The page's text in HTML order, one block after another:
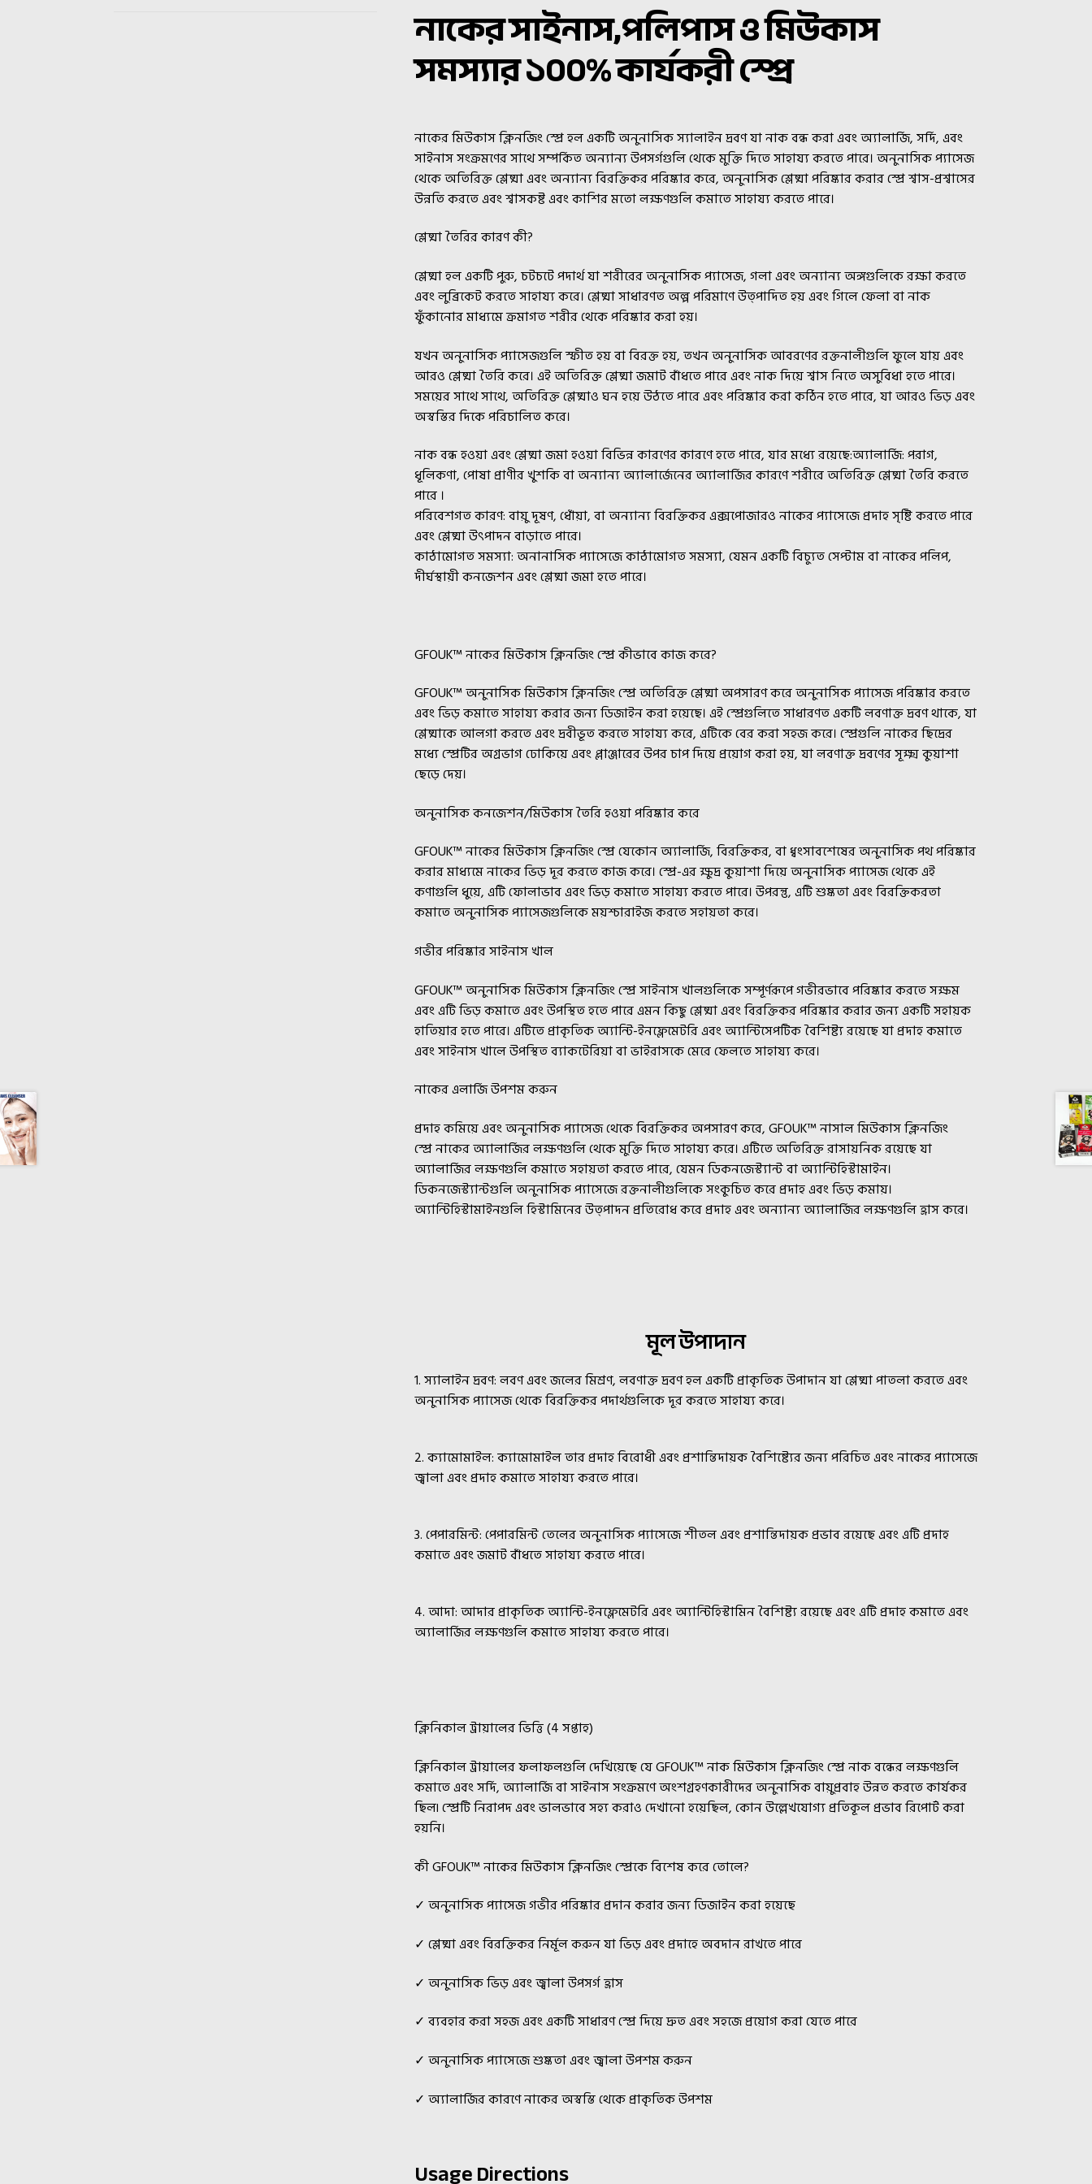
নাকের সাইনাস,পলিপাস ও মিউকাস
সমস্যার ১০০% কার্যকরী স্প্রে
নাকের মিউকাস ক্লিনজিং স্প্রে হল একটি অনুনাসিক স্যালাইন দ্রবণ যা নাক বন্ধ করা এবং অ্যালার্জি, সর্দি, এবং
সাইনাস সংক্রমণের সাথে সম্পর্কিত অন্যান্য উপসর্গগুলি থেকে মুক্তি দিতে সাহায্য করতে পারে। অনুনাসিক প্যাসেজ
থেকে অতিরিক্ত শ্লেষ্মা এবং অন্যান্য বিরক্তিকর পরিষ্কার করে, অনুনাসিক শ্লেষ্মা পরিষ্কার করার স্প্রে শ্বাস-প্রশ্বাসের
উন্নতি করতে এবং শ্বাসকষ্ট এবং কাশির মতো লক্ষণগুলি কমাতে সাহায্য করতে পারে।
শ্লেষ্মা তৈরির কারণ কী?
শ্লেষ্মা হল একটি পুরু, চটচটে পদার্থ যা শরীরের অনুনাসিক প্যাসেজ, গলা এবং অন্যান্য অঙ্গগুলিকে রক্ষা করতে
এবং লুব্রিকেট করতে সাহায্য করে। শ্লেষ্মা সাধারণত অল্প পরিমাণে উত্পাদিত হয় এবং গিলে ফেলা বা নাক
ফুঁকানোর মাধ্যমে ক্রমাগত শরীর থেকে পরিষ্কার করা হয়।
যখন অনুনাসিক প্যাসেজগুলি স্ফীত হয় বা বিরক্ত হয়, তখন অনুনাসিক আবরণের রক্তনালীগুলি ফুলে যায় এবং
আরও শ্লেষ্মা তৈরি করে। এই অতিরিক্ত শ্লেষ্মা জমাট বাঁধতে পারে এবং নাক দিয়ে শ্বাস নিতে অসুবিধা হতে পারে।
সময়ের সাথে সাথে, অতিরিক্ত শ্লেষ্মাও ঘন হয়ে উঠতে পারে এবং পরিষ্কার করা কঠিন হতে পারে, যা আরও ভিড় এবং
অস্বস্তির দিকে পরিচালিত করে।
নাক বন্ধ হওয়া এবং শ্লেষ্মা জমা হওয়া বিভিন্ন কারণের কারণে হতে পারে, যার মধ্যে রয়েছে:অ্যালার্জি: পরাগ,
ধূলিকণা, পোষা প্রাণীর খুশকি বা অন্যান্য অ্যালার্জেনের অ্যালার্জির কারণে শরীরে অতিরিক্ত শ্লেষ্মা তৈরি করতে
পারে ।
পরিবেশগত কারণ: বায়ু দূষণ, ধোঁয়া, বা অন্যান্য বিরক্তিকর এক্সপোজারও নাকের প্যাসেজে প্রদাহ সৃষ্টি করতে পারে
এবং শ্লেষ্মা উৎপাদন বাড়াতে পারে।
কাঠামোগত সমস্যা: অনানাসিক প্যাসেজে কাঠামোগত সমস্যা, যেমন একটি বিচ্যুত সেপ্টাম বা নাকের পলিপ,
দীর্ঘস্থায়ী কনজেশন এবং শ্লেষ্মা জমা হতে পারে।
GFOUK™ নাকের মিউকাস ক্লিনজিং স্প্রে কীভাবে কাজ করে?
GFOUK™ অনুনাসিক মিউকাস ক্লিনজিং স্প্রে অতিরিক্ত শ্লেষ্মা অপসারণ করে অনুনাসিক প্যাসেজ পরিষ্কার করতে
এবং ভিড় কমাতে সাহায্য করার জন্য ডিজাইন করা হয়েছে। এই স্প্রেগুলিতে সাধারণত একটি লবণাক্ত দ্রবণ থাকে, যা
শ্লেষ্মাকে আলগা করতে এবং দ্রবীভূত করতে সাহায্য করে, এটিকে বের করা সহজ করে। স্প্রেগুলি নাকের ছিদ্রের
মধ্যে স্প্রেটির অগ্রভাগ ঢোকিয়ে এবং প্লাঞ্জারের উপর চাপ দিয়ে প্রয়োগ করা হয়, যা লবণাক্ত দ্রবণের সূক্ষ্ম কুয়াশা
ছেড়ে দেয়।
অনুনাসিক কনজেশন/মিউকাস তৈরি হওয়া পরিষ্কার করে
GFOUK™ নাকের মিউকাস ক্লিনজিং স্প্রে যেকোন অ্যালার্জি, বিরক্তিকর, বা ধ্বংসাবশেষের অনুনাসিক পথ পরিষ্কার
করার মাধ্যমে নাকের ভিড় দূর করতে কাজ করে। স্প্রে-এর ক্ষুদ্র কুয়াশা দিয়ে অনুনাসিক প্যাসেজ থেকে এই
কণাগুলি ধুয়ে, এটি ফোলাভাব এবং ভিড় কমাতে সাহায্য করতে পারে। উপরন্তু, এটি শুষ্কতা এবং বিরক্তিকরতা
কমাতে অনুনাসিক প্যাসেজগুলিকে ময়শ্চারাইজ করতে সহায়তা করে।
গভীর পরিষ্কার সাইনাস খাল
GFOUK™ অনুনাসিক মিউকাস ক্লিনজিং স্প্রে সাইনাস খালগুলিকে সম্পূর্ণরূপে গভীরভাবে পরিষ্কার করতে সক্ষম
এবং এটি ভিড় কমাতে এবং উপস্থিত হতে পারে এমন কিছু শ্লেষ্মা এবং বিরক্তিকর পরিষ্কার করার জন্য একটি সহায়ক
হাতিয়ার হতে পারে। এটিতে প্রাকৃতিক অ্যান্টি-ইনফ্লেমেটরি এবং অ্যান্টিসেপটিক বৈশিষ্ট্য রয়েছে যা প্রদাহ কমাতে
এবং সাইনাস খালে উপস্থিত ব্যাকটেরিয়া বা ভাইরাসকে মেরে ফেলতে সাহায্য করে।
নাকের এলার্জি উপশম করুন
প্রদাহ কমিয়ে এবং অনুনাসিক প্যাসেজ থেকে বিরক্তিকর অপসারণ করে, GFOUK™ নাসাল মিউকাস ক্লিনজিং
স্প্রে নাকের অ্যালার্জির লক্ষণগুলি থেকে মুক্তি দিতে সাহায্য করে। এটিতে অতিরিক্ত রাসায়নিক রয়েছে যা
অ্যালার্জির লক্ষণগুলি কমাতে সহায়তা করতে পারে, যেমন ডিকনজেস্ট্যান্ট বা অ্যান্টিহিস্টামাইন।
ডিকনজেস্ট্যান্টগুলি অনুনাসিক প্যাসেজে রক্তনালীগুলিকে সংকুচিত করে প্রদাহ এবং ভিড় কমায়।
অ্যান্টিহিস্টামাইনগুলি হিস্টামিনের উত্পাদন প্রতিরোধ করে প্রদাহ এবং অন্যান্য অ্যালার্জির লক্ষণগুলি হ্রাস করে।
মূল উপাদান
1. স্যালাইন দ্রবণ: লবণ এবং জলের মিশ্রণ, লবণাক্ত দ্রবণ হল একটি প্রাকৃতিক উপাদান যা শ্লেষ্মা পাতলা করতে এবং
অনুনাসিক প্যাসেজ থেকে বিরক্তিকর পদার্থগুলিকে দূর করতে সাহায্য করে।
2. ক্যামোমাইল: ক্যামোমাইল তার প্রদাহ বিরোধী এবং প্রশান্তিদায়ক বৈশিষ্ট্যের জন্য পরিচিত এবং নাকের প্যাসেজে
জ্বালা এবং প্রদাহ কমাতে সাহায্য করতে পারে।
3. পেপারমিন্ট: পেপারমিন্ট তেলের অনুনাসিক প্যাসেজে শীতল এবং প্রশান্তিদায়ক প্রভাব রয়েছে এবং এটি প্রদাহ
কমাতে এবং জমাট বাঁধতে সাহায্য করতে পারে।
4. আদা: আদার প্রাকৃতিক অ্যান্টি-ইনফ্লেমেটরি এবং অ্যান্টিহিস্টামিন বৈশিষ্ট্য রয়েছে এবং এটি প্রদাহ কমাতে এবং
অ্যালার্জির লক্ষণগুলি কমাতে সাহায্য করতে পারে।
ক্লিনিকাল ট্রায়ালের ভিত্তি (4 সপ্তাহ)
ক্লিনিকাল ট্রায়ালের ফলাফলগুলি দেখিয়েছে যে GFOUK™ নাক মিউকাস ক্লিনজিং স্প্রে নাক বন্ধের লক্ষণগুলি
কমাতে এবং সর্দি, অ্যালার্জি বা সাইনাস সংক্রমণে অংশগ্রহণকারীদের অনুনাসিক বায়ুপ্রবাহ উন্নত করতে কার্যকর
ছিল৷ স্প্রেটি নিরাপদ এবং ভালভাবে সহ্য করাও দেখানো হয়েছিল, কোন উল্লেখযোগ্য প্রতিকূল প্রভাব রিপোর্ট করা
হয়নি।
কী GFOUK™ নাকের মিউকাস ক্লিনজিং স্প্রেকে বিশেষ করে তোলে?
✓ অনুনাসিক প্যাসেজ গভীর পরিষ্কার প্রদান করার জন্য ডিজাইন করা হয়েছে
✓ শ্লেষ্মা এবং বিরক্তিকর নির্মূল করুন যা ভিড় এবং প্রদাহে অবদান রাখতে পারে
✓ অনুনাসিক ভিড় এবং জ্বালা উপসর্গ হ্রাস
✓ ব্যবহার করা সহজ এবং একটি সাধারণ স্প্রে দিয়ে দ্রুত এবং সহজে প্রয়োগ করা যেতে পারে
✓ অনুনাসিক প্যাসেজে শুষ্কতা এবং জ্বালা উপশম করুন
✓ অ্যালার্জির কারণে নাকের অস্বস্তি থেকে প্রাকৃতিক উপশম
Usage Directions